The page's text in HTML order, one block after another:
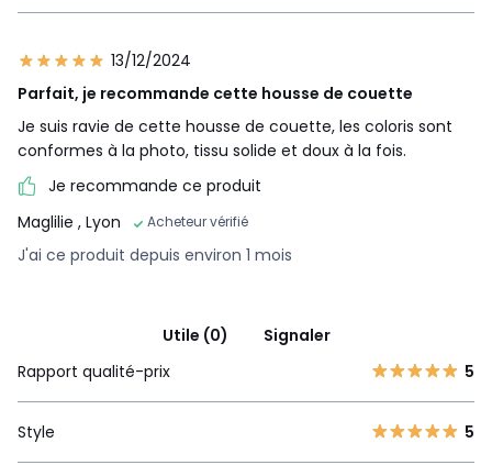
13/12/2024
Parfait, je recommande cette housse de couette
Je suis ravie de cette housse de couette, les coloris sont
conformes à la photo, tissu solide et doux à la fois.
Je recommande ce produit
Maglilie , Lyon Acheteur vérifié
J'ai ce produit depuis environ 1 mois
Utile (0)
Signaler
Rapport qualité-prix
5
Style 5